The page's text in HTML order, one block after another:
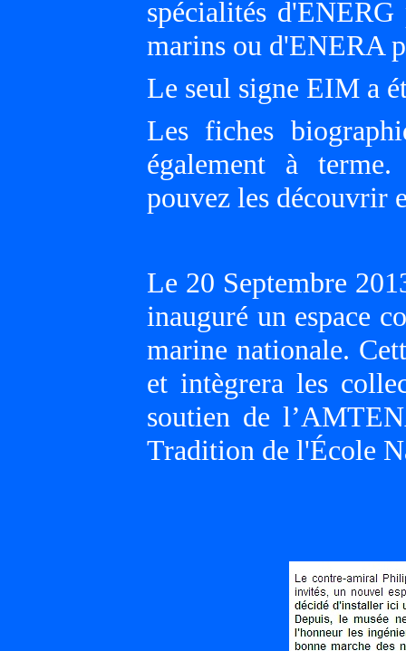
spécialités
marins ou d'ENERA
Le seul signe EIM a
Les fiches
également à
pouvez les découvrir
Le 20 Septembre
inauguré un espace
marine nationale.
et intègrera les
soutien de
Tradition de l'École